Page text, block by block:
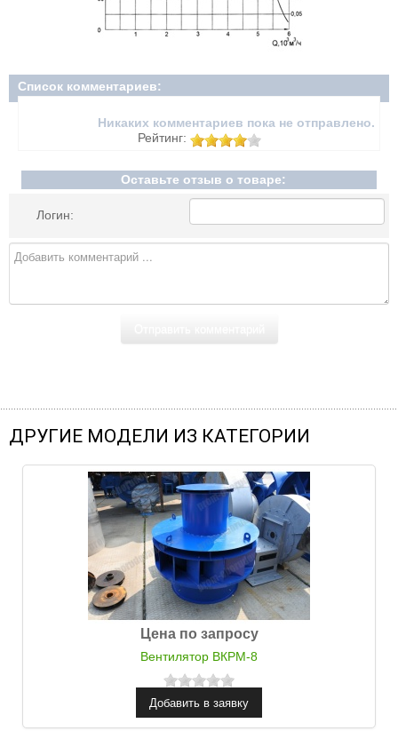
Список комментариев:
Никаких комментариев пока не отправлено.
Рейтинг:
Оставьте отзыв о товаре:
Логин:
ДРУГИЕ МОДЕЛИ ИЗ КАТЕГОРИИ
Цена по запросу
Вентилятор ВКРМ-8